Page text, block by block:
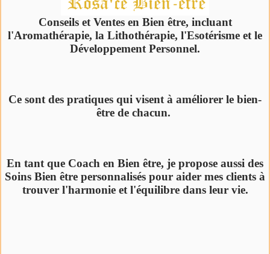
Conseils et Ventes en Bien être, incluant
l'Aromathérapie, la Lithothérapie, l'Esotérisme et le
Développement Personnel.
Ce sont des pratiques qui visent à améliorer le bien-
être de chacun.
En tant que Coach en Bien être, je propose aussi des
Soins Bien être personnalisés pour aider mes clients à
trouver l'harmonie et l'équilibre dans leur vie.